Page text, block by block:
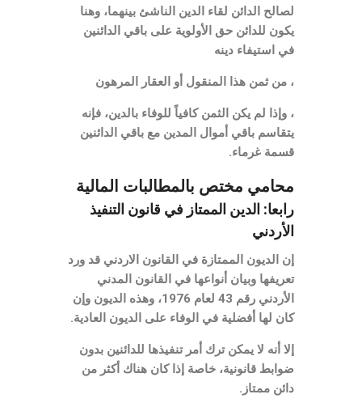
لصالح الدائن لقاء الدين الناشئ بينهما، وهنا
يكون للدائن حق الأولوية على باقي الدائنين
في استيفاء دينه
، من ثمن هذا المنقول أو العقار المرهون
، وإذا لم يكن الثمن كافياً للوفاء بالدين، فإنه
يتقاسم باقي أموال المدين مع باقي الدائنين
قسمة غرماء.
محامي مختص بالمطالبات المالية
رابعا: الدين الممتاز في قانون التنفيذ
الأردني
إن الديون الممتازة في القانون الاردني قد ورد
تعريفها وبيان أنواعها في القانون المدني
الأردني رقم 43 لعام 1976، وهذه الديون وإن
كان لها أفضلية في الوفاء على الديون العادية.
إلا أنه لا يمكن ترك أمر تنفيذها للدائنين بدون
ضوابط قانونية، خاصة إذا كان هناك أكثر من
دائن ممتاز.